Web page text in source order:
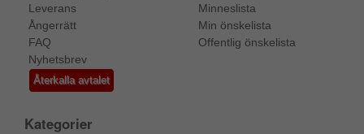
Leverans
Ångerrätt
FAQ
Nyhetsbrev
Återkalla avtalet
Minneslista
Min önskelista
Offentlig önskelista
Kategorier